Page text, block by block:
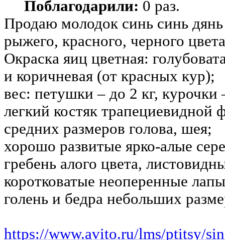
Поблагодарили: 0 раз.
Продаю молодок синь синь
рыжего, красного, черного
Окраска яиц цветная:
и коричневая (от красных кур);
вес: петушки – до 2 кг, курочки
легкий костяк трапециевидной
средних размеров голова, шея;
хорошо развитые ярко-алые
гребень алого цвета,
коротковатые неоперенные
голень и бедра небольших
https://www.avito.ru/lms/ptitsy/